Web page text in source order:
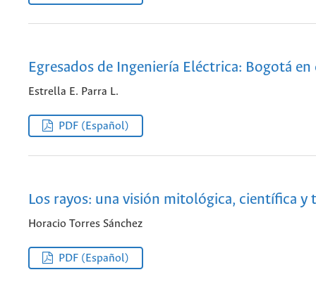
Egresados de Ingeniería Eléctrica: Bogotá en
Estrella E. Parra L.
PDF (Español)
Los rayos: una visión mitológica, científica y
Horacio Torres Sánchez
PDF (Español)